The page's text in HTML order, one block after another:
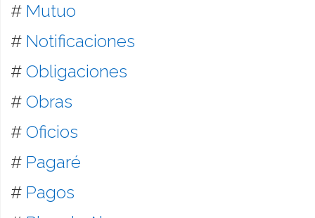
# Mutuo
# Notificaciones
# Obligaciones
# Obras
# Oficios
# Pagaré
# Pagos